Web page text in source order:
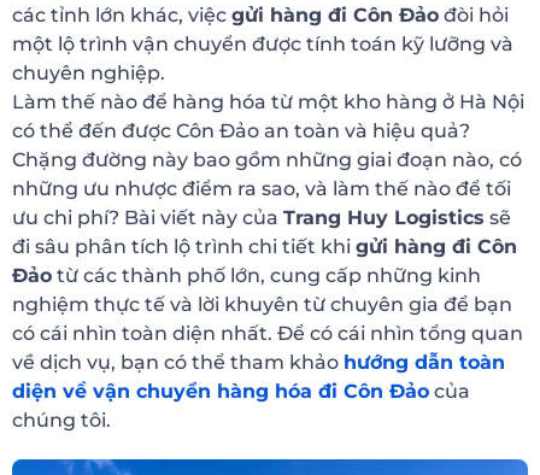
các tỉnh lớn khác, việc gửi hàng đi Côn Đảo đòi hỏi
một lộ trình vận chuyển được tính toán kỹ lưỡng và
chuyên nghiệp.
Làm thế nào để hàng hóa từ một kho hàng ở Hà Nội
có thể đến được Côn Đảo an toàn và hiệu quả?
Chặng đường này bao gồm những giai đoạn nào, có
những ưu nhược điểm ra sao, và làm thế nào để tối
ưu chi phí? Bài viết này của Trang Huy Logistics sẽ
đi sâu phân tích lộ trình chi tiết khi gửi hàng đi Côn
Đảo từ các thành phố lớn, cung cấp những kinh
nghiệm thực tế và lời khuyên từ chuyên gia để bạn
có cái nhìn toàn diện nhất. Để có cái nhìn tổng quan
về dịch vụ, bạn có thể tham khảo hướng dẫn toàn
diện về vận chuyển hàng hóa đi Côn Đảo của
chúng tôi.